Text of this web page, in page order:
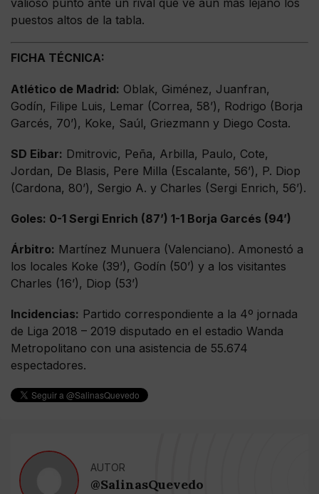
valioso punto ante un rival que ve aún más lejano los
puestos altos de la tabla.
FICHA TÉCNICA:
Atlético de Madrid: Oblak, Giménez, Juanfran,
Godín, Filipe Luis, Lemar (Correa, 58’), Rodrigo (Borja
Garcés, 70’), Koke, Saúl, Griezmann y Diego Costa.
SD Eibar: Dmitrovic, Peña, Arbilla, Paulo, Cote,
Jordan, De Blasis, Pere Milla (Escalante, 56’), P. Diop
(Cardona, 80’), Sergio A. y Charles (Sergi Enrich, 56’).
Goles: 0-1 Sergi Enrich (87’) 1-1 Borja Garcés (94’)
Árbitro: Martínez Munuera (Valenciano). Amonestó a
los locales Koke (39’), Godín (50’) y a los visitantes
Charles (16’), Diop (53’)
Incidencias: Partido correspondiente a la 4º jornada
de Liga 2018 – 2019 disputado en el estadio Wanda
Metropolitano con una asistencia de 55.674
espectadores.
AUTOR
@SalinasQuevedo